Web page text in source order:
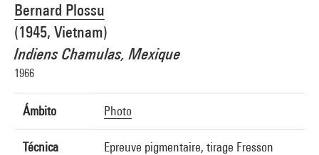
Bernard Plossu
(1945, Vietnam)
Indiens Chamulas, Mexique
1966
Ámbito Photo
Técnica Epreuve pigmentaire, tirage Fresson
Créditos fotográficos : Centre Pompidou, MNAM-CCI/Georges Meguerditchian/Dist.
GrandPalaisRmn
Referencia de la imagen : 4N62327
Difusión de la imagen :GrandPalaisRmnPhoto